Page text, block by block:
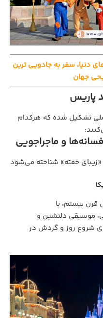
دنیا، سفر به جادویی‌ ترین
جهان
پاریس
تشکیل شده که هرکدام
«زیبای خفته» شناخته می‌شود
قرن بیستم، با
موسیقی دلنشین و
شروع روز و گردش در